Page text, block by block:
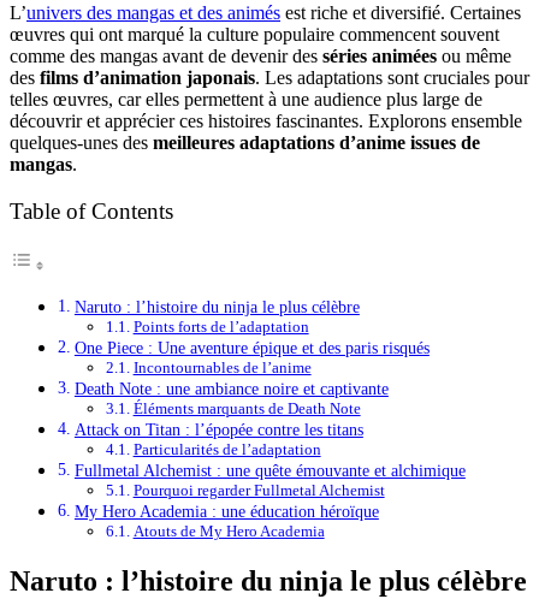
L’univers des mangas et des animés est riche et diversifié. Certaines
œuvres qui ont marqué la culture populaire commencent souvent
comme des mangas avant de devenir des séries animées ou même
des films d’animation japonais. Les adaptations sont cruciales pour
telles œuvres, car elles permettent à une audience plus large de
découvrir et apprécier ces histoires fascinantes. Explorons ensemble
quelques-unes des meilleures adaptations d’anime issues de
mangas.
Table of Contents
Naruto : l’histoire du ninja le plus célèbre
Points forts de l’adaptation
One Piece : Une aventure épique et des paris risqués
Incontournables de l’anime
Death Note : une ambiance noire et captivante
Éléments marquants de Death Note
Attack on Titan : l’épopée contre les titans
Particularités de l’adaptation
Fullmetal Alchemist : une quête émouvante et alchimique
Pourquoi regarder Fullmetal Alchemist
My Hero Academia : une éducation héroïque
Atouts de My Hero Academia
Naruto : l’histoire du ninja le plus célèbre